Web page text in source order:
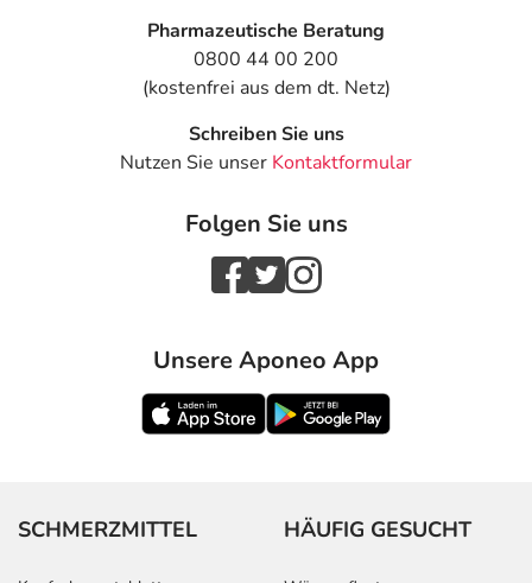
Pharmazeutische Beratung
0800 44 00 200
(kostenfrei aus dem dt. Netz)
Schreiben Sie uns
Nutzen Sie unser Kontaktformular
Folgen Sie uns
Unsere Aponeo App
SCHMERZMITTEL HÄUFIG GESUCHT